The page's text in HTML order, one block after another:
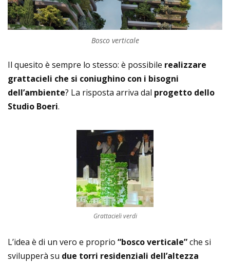
Bosco verticale
Il quesito è sempre lo stesso: è possibile realizzare
grattacieli che si coniughino con i bisogni
dell’ambiente? La risposta arriva dal progetto dello
Studio Boeri.
Grattacieli verdi
L’idea è di un vero e proprio “bosco verticale”che si
svilupperà su due torri residenziali dell’altezza